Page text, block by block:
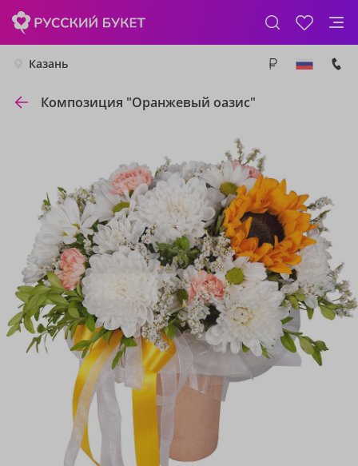
Казань
Композиция "Оранжевый оазис"